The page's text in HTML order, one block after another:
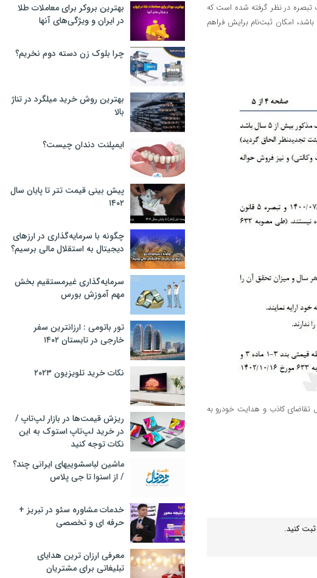
تبصره در نظر گرفته شده است که
امکان ثبت‌نام برایش فراهم
تقاضای کاذب و هدایت خودرو به
ثبت کنید.
بهترین بروکر برای معاملات طلا
در ایران و ویژگی‌های آنها
چرا بلوک زن دسته دوم نخریم؟
بهترین روش خرید میلگرد در تناژ
بالا
ایمپلنت دندان چیست؟
پیش بینی قیمت تتر تا پایان سال
۱۴۰۲
چگونه با سرمایه‌گذاری در ارزهای
دیجیتال به استقلال مالی برسیم؟
سرمایه‌گذاری غیرمستقیم بخش
مهم آموزش بورس
تور باتومی : ارزانترین سفر
خارجی در تابستان ۱۴۰۲
نکات خرید تلویزیون ۲۰۲۳
ریزش قیمت‌ها در بازار لپ‌تاپ /
در خرید لپ‌تاپ استوک به این
نکات توجه کنید
ماشین لباسشویی‎های ایرانی چند؟
/ از اسنوا تا جی پلاس
خدمات مشاوره سئو در تبریز +
حرفه ای و تخصصی
معرفی ارزان ترین هدایای
تبلیغاتی برای مشتریان